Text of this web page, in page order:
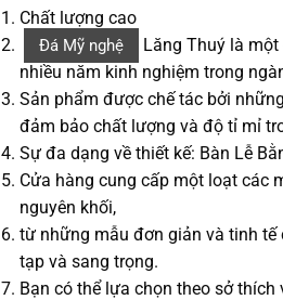
Chất lượng cao
Đá Mỹ nghệ
Lăng Thuý là
nhiều năm kinh nghiệm trong
Sản phẩm được chế tác bởi
đảm bảo chất lượng và độ tỉ mỉ
Sự đa dạng về thiết kế: Bàn Lễ
Cửa hàng cung cấp một loạt các
nguyên khối,
từ những mẫu đơn giản và tinh
tạp và sang trọng.
Bạn có thể lựa chọn theo sở thích